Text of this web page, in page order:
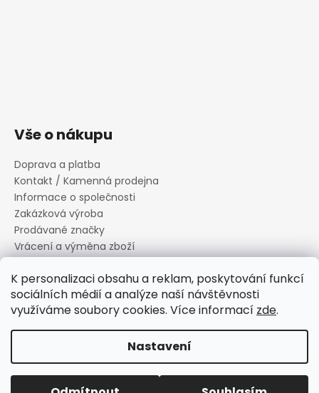
K personalizaci obsahu a reklam, poskytování funkcí
sociálních médií a analýze naší návštěvnosti
využíváme soubory cookies. Více informací zde.
Nastavení
Vše o nákupu
Doprava a platba
Kontakt / Kamenná prodejna
Informace o společnosti
Zakázková výroba
Prodávané značky
Vrácení a výměna zboží
Informace o souborech cookies
Reklamační řád
Obchodní podmínky
Copyright 2026Canard s.r.o.. Všechna práva vyhrazena.